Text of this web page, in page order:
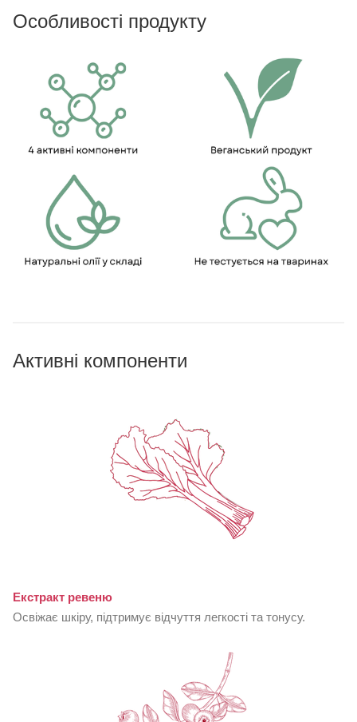
Особливості продукту
Активні компоненти
Екстракт ревеню
Освіжає шкіру, підтримує відчуття легкості та тонусу.